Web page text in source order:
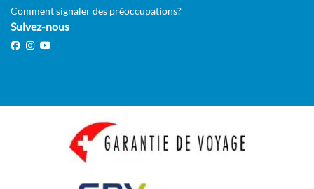
Comment signaler des préoccupations?
Suivez-nous